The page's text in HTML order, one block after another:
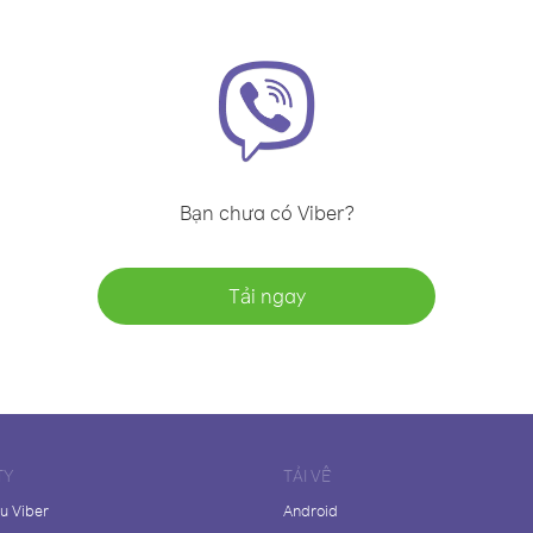
Bạn chưa có Viber?
Tải ngay
Viber
TẢI VỀ
Android